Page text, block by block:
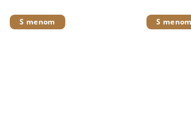
S menom S menom